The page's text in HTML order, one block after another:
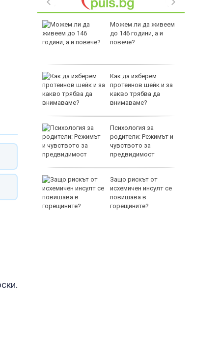
се
Можем ли да живеем
до 146 години, а и
повече?
Как да изберем
протеинов шейк и за
какво трябва да
внимаваме?
Психология за
родители: Режимът и
чувството за
предвидимост
Защо рискът от
исхемичен инсулт се
повишава в
горещините?